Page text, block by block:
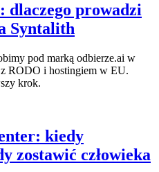
prowadzi
Syntalith
pod marką odbierze.ai w
RODO i hostingiem w EU.
krok.
kiedy
zostawić człowieka